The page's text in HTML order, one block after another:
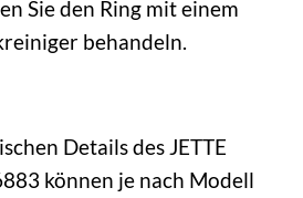
Sie den Ring mit einem
behandeln.
Details des JETTE
können je nach Modell